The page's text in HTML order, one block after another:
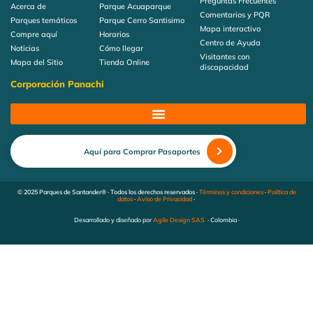
Acerca de
Parques temáticos
Compre aquí
Noticias
Mapa del Sitio
Parque Acuaparque
Parque Cerro Santisimo
Horarios
Cómo llegar
Tienda Online
Comentarios y PQR
Mapa interactivo
Centro de Ayuda
Visitantes con
discapacidad
Corporación Panachi
Aquí para Comprar Pasaportes
© 2025 Parques de Santander® · Todos los derechos reservados ·Términos y condiciones·Política de
datos·Aviso de Privacidad·
Desarrollado y diseñado porAgile Design SAS· Colombia ·